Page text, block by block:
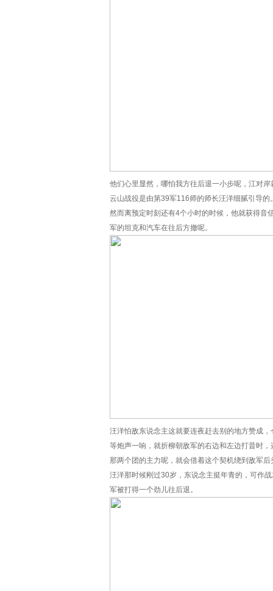
他们心里显然，哪怕我方往后退一小步呢，江对
云山战役是由第39军116师的师长汪洋细腻引导
然而离预定时刻还有4个小时的时候，他就获得音
军的坦克和汽车在往后方撤呢。
汪洋怕敌东说念主这就要连夜赶去别的地方赞成
等炮声一响，就折柳朝敌军的右边和左边打昔时，
那两个团的主力呢，就会借着这个契机绕到敌军
汪洋那时候刚过30岁，东说念主挺年青的，可作
军被打得一个劲儿往后退。